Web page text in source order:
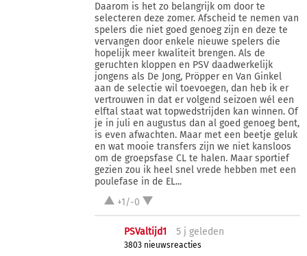
Daarom is het zo belangrijk om door te
selecteren deze zomer. Afscheid te nemen van
spelers die niet goed genoeg zijn en deze te
vervangen door enkele nieuwe spelers die
hopelijk meer kwaliteit brengen. Als de
geruchten kloppen en PSV daadwerkelijk
jongens als De Jong, Pröpper en Van Ginkel
aan de selectie wil toevoegen, dan heb ik er
vertrouwen in dat er volgend seizoen wél een
elftal staat wat topwedstrijden kan winnen. Of
je in juli en augustus dan al goed genoeg bent,
is even afwachten. Maar met een beetje geluk
en wat mooie transfers zijn we niet kansloos
om de groepsfase CL te halen. Maar sportief
gezien zou ik heel snel vrede hebben met een
poulefase in de EL...
+1/-0
PSValtijd1 5 j geleden
3803 nieuwsreacties